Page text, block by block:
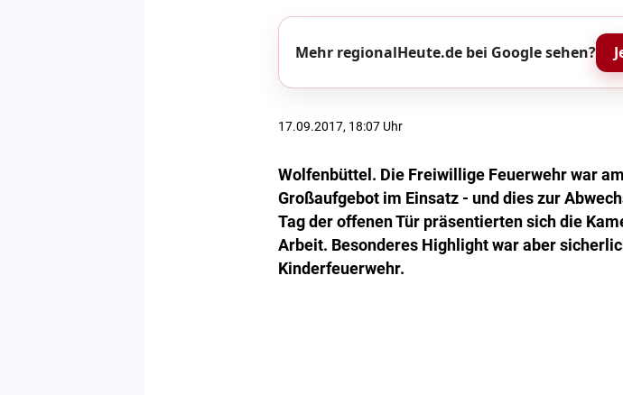
Mehr regionalHeute.de bei Google sehen?
17.09.2017, 18:07 Uhr
Wolfenbüttel. Die Freiwillige Feuerwehr war
Großaufgebot im Einsatz - und dies zur
Tag der offenen Tür präsentierten sich die
Arbeit. Besonderes Highlight war aber
Kinderfeuerwehr.